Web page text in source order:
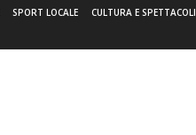
SPORT LOCALE CULTURA E SPETTACOLI